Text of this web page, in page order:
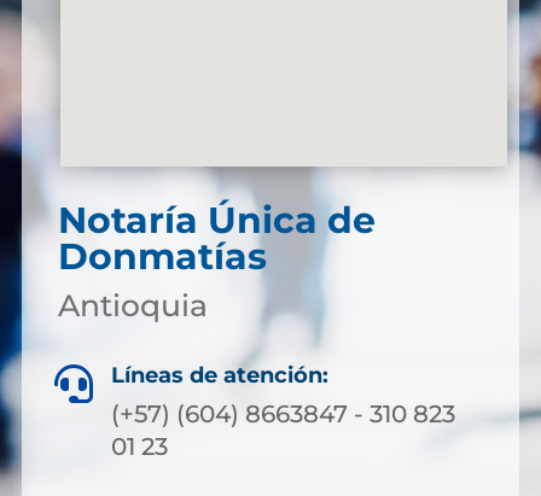
Notaría Única de
Donmatías
Antioquia
 Líneas de atención:
(+57) (604) 8663847 - 310 823
01 23